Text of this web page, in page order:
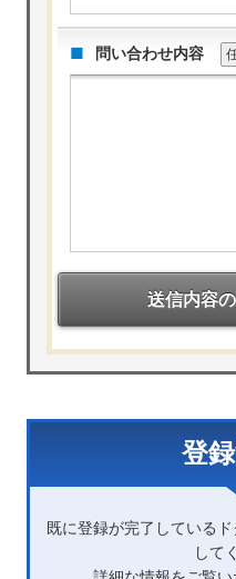
問い合わせ内容
送信内容
登
既に登録が完了している
して